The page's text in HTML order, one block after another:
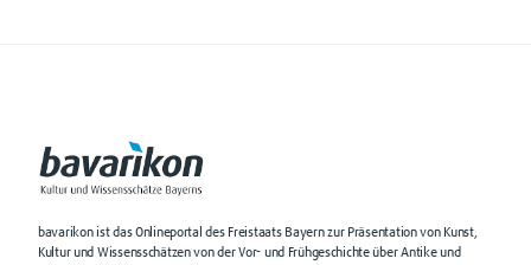
bavarikon ist das Onlineportal des Freistaats Bayern zur Präsentation von Kunst,
Kultur und Wissensschätzen von der Vor- und Frühgeschichte über Antike und